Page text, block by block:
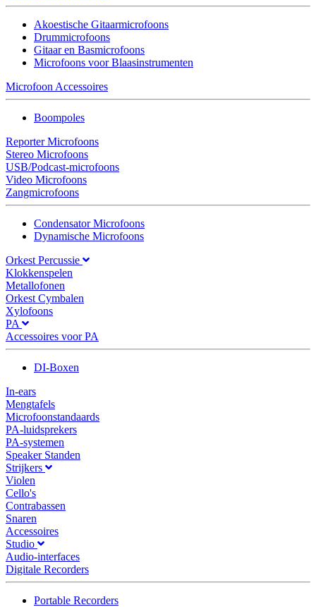
Akoestische Gitaarmicrofoons
Drummicrofoons
Gitaar en Basmicrofoons
Microfoons voor Blaasinstrumenten
Microfoon Accessoires
Boompoles
Reporter Microfoons
Stereo Microfoons
USB/Podcast-microfoons
Video Microfoons
Zangmicrofoons
Condensator Microfoons
Dynamische Microfoons
Orkest Percussie
Klokkenspelen
Metallofonen
Orkest Cymbalen
Xylofoons
PA
Accessoires voor PA
DI-Boxen
In-ears
Mengtafels
Microfoonstandaards
PA-luidsprekers
PA-systemen
Speaker Standen
Strijkers
Violen
Cello's
Contrabassen
Snaren
Accessoires
Studio
Audio-interfaces
Digitale Recorders
Portable Recorders